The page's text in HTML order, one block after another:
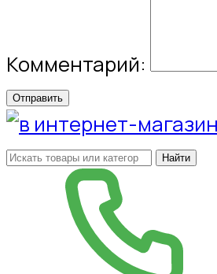
Комментарий:
Отправить
Найти